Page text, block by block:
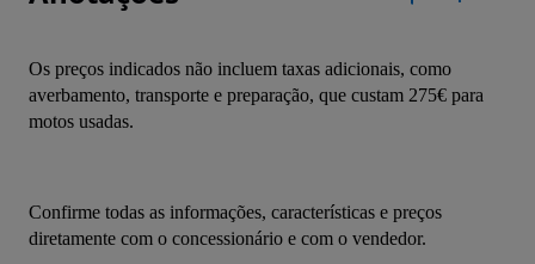
Os preços indicados não incluem taxas adicionais, como
averbamento, transporte e preparação, que custam 275€ para
motos usadas.
Confirme todas as informações, características e preços
diretamente com o concessionário e com o vendedor.